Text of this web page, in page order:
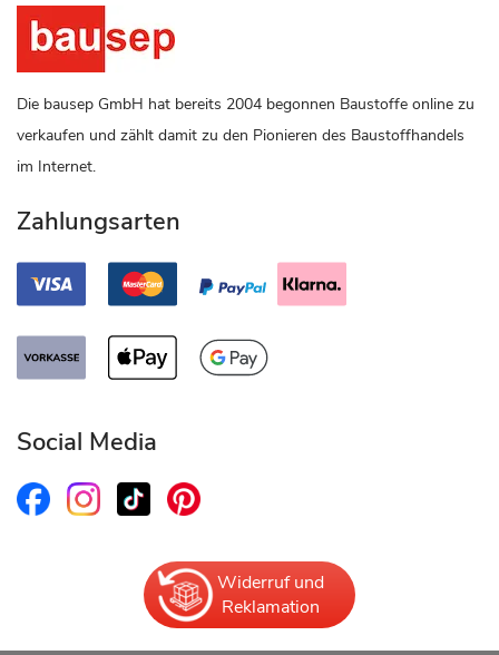
Die bausep GmbH hat bereits 2004 begonnen Baustoffe online zu
verkaufen und zählt damit zu den Pionieren des Baustoffhandels
im Internet.
Zahlungsarten
Social Media
Widerruf und
Reklamation